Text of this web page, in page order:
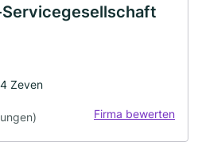
Zeven
Firma bewerten